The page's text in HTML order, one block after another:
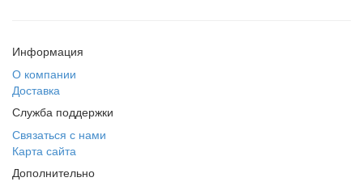
Информация
О компании
Доставка
Служба поддержки
Связаться с нами
Карта сайта
Дополнительно